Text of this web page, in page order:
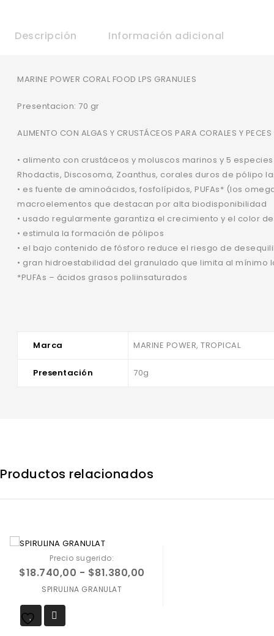
Descripción Información adicional
MARINE POWER CORAL FOOD LPS GRANULES
Presentacion: 70 gr
ALIMENTO CON ALGAS Y CRUSTÁCEOS PARA CORALES Y
• alimento con crustáceos y moluscos marinos y 5
Rhodactis, Discosoma, Zoanthus, corales duros de pólipo
• es fuente de aminoácidos, fosfolípidos, PUFAs* (los
macroelementos que destacan por alta biodisponibilidad
• usado regularmente garantiza el crecimiento y el color
• estimula la formación de pólipos
• el bajo contenido de fósforo reduce el riesgo de
• gran hidroestabilidad del granulado que limita al mínimo
*PUFAs – ácidos grasos poliinsaturados
Marca MARINE POWER, TROPICAL
Presentación 70g
Productos relacionados
Precio sugerido:
$18.740,00 - $81.380,00
SPIRULINA GRANULAT